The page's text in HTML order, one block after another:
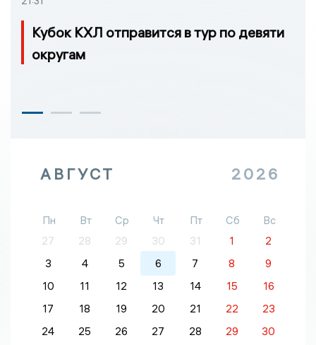
Кубок КХЛ отправится в тур по девяти
округам
АВГУСТ 2026
Пн Вт Ср Чт Пт Сб
Вс
27
28 29 30 31 1
2
3
4 5 6 7 8
9
10
11 12 13 14 15
16
17
18 19 20 21 22
23
24
25 26 27 28 29
30